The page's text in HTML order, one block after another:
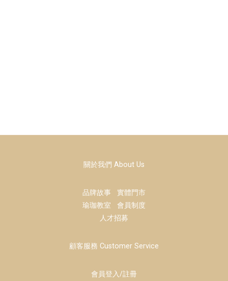
關於我們 About Us
品牌故事 實體門市
瑜珈教室 會員制度
人才招募
顧客服務 Customer Service
會員登入/註冊